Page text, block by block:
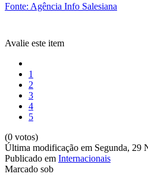
Fonte: Agência Info Salesiana
Avalie este item
1
2
3
4
5
(0 votos)
Última modificação em Segunda, 29
Publicado em Internacionais
Marcado sob